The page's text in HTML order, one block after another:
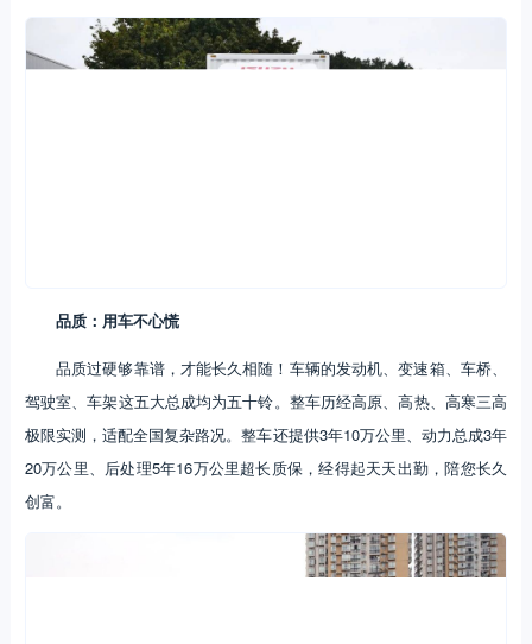
品质：用车不心慌
品质过硬够靠谱，才能长久相随！车辆的发动机、变速箱、车桥、
驾驶室、车架这五大总成均为五十铃。整车历经高原、高热、高寒三高
极限实测，适配全国复杂路况。整车还提供3年10万公里、动力总成3年
20万公里、后处理5年16万公里超长质保，经得起天天出勤，陪您长久
创富。